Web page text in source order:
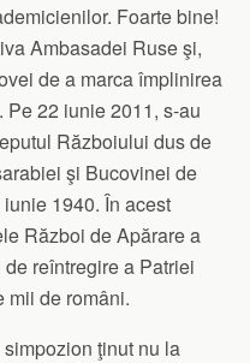
Foarte bine!
Ambasadei Ruse şi,
de a marca împlinirea
22 iunie 2011, s-au
Războiului dus de
şi Bucovinei de
1940. În acest
Război de Apărare a
reîntregire a Patriei
mii de români.
ţinut nu la